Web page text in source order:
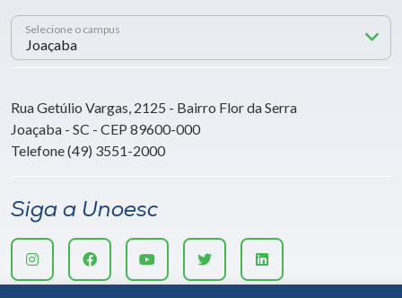
Selecione o campus
Rua Getúlio Vargas, 2125 - Bairro Flor da Serra
Joaçaba - SC - CEP 89600-000
Telefone (49) 3551-2000
Siga a Unoesc